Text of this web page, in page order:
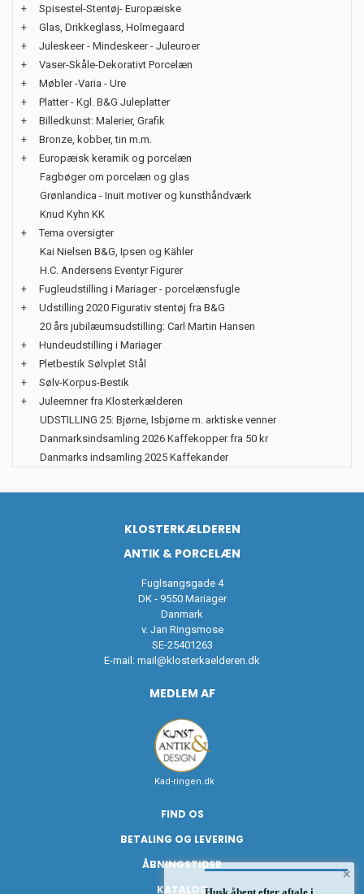
+
Spisestel-Stentøj- Europæiske
+
Glas, Drikkeglass, Holmegaard
+
Juleskeer - Mindeskeer - Juleuroer
+
Vaser-Skåle-Dekorativt Porcelæn
+
Møbler -Varia - Ure
+
Platter - Kgl. B&G Juleplatter
+
Billedkunst: Malerier, Grafik
+
Bronze, kobber, tin m.m.
+
Europæisk keramik og porcelæn
Fagbøger om porcelæn og glas
Grønlandica - Inuit motiver og kunsthåndværk
Knud Kyhn KK
+
Tema oversigter
Kai Nielsen B&G, Ipsen og Kähler
H.C. Andersens Eventyr Figurer
+
Fugleudstilling i Mariager - porcelænsfugle
+
Udstilling 2020 Figurativ stentøj fra B&G
20 års jubilæumsudstilling: Carl Martin Hansen
+
Hundeudstilling i Mariager
+
Pletbestik Sølvplet Stål
+
Sølv-Korpus-Bestik
+
Juleemner fra Klosterkælderen
UDSTILLING 25: Bjørne, Isbjørne m. arktiske venner
Danmarksindsamling 2026 Kaffekopper fra 50 kr
Danmarks indsamling 2025 Kaffekander
KLOSTERKÆLDEREN
ANTIK & PORCELÆN
Fuglsangsgade 4
DK - 9550 Mariager
Danmark
v. Jan Ringsmose
SE-25401263
E-mail: mail@klosterkaelderen.dk
MEDLEM AF
Kad-ringen.dk
FIND OS
BETALING OG LEVERING
ÅBNINGSTIDER
KATALOG
×